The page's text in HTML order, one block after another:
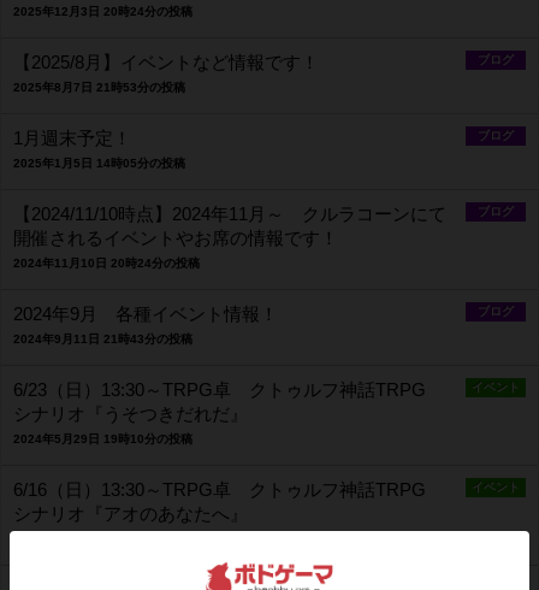
2025年12月3日 20時24分の投稿
ブログ
【2025/8月】イベントなど情報です！
2025年8月7日 21時53分の投稿
ブログ
1月週末予定！
2025年1月5日 14時05分の投稿
ブログ
【2024/11/10時点】2024年11月～ クルラコーンにて
開催されるイベントやお席の情報です！
2024年11月10日 20時24分の投稿
ブログ
2024年9月 各種イベント情報！
2024年9月11日 21時43分の投稿
イベント
6/23（日）13:30～TRPG卓 クトゥルフ神話TRPG
シナリオ『うそつきだれだ』
2024年5月29日 19時10分の投稿
イベント
6/16（日）13:30～TRPG卓 クトゥルフ神話TRPG
シナリオ『アオのあなたへ』